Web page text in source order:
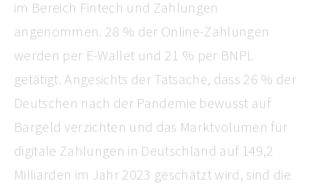
im Bereich Fintech und Zahlungen
angenommen. 28 % der Online-Zahlungen
werden per E-Wallet und 21 % per BNPL
getätigt. Angesichts der Tatsache, dass 26 % der
Deutschen nach der Pandemie bewusst auf
Bargeld verzichten und das Marktvolumen für
digitale Zahlungen in Deutschland auf 149,2
Milliarden im Jahr 2023 geschätzt wird, sind die